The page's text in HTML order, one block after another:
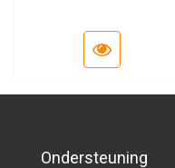
Ondersteuning